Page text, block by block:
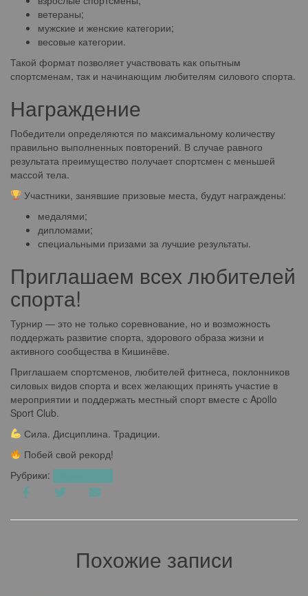
ветераны;
мужские и женские категории;
весовые категории.
Такой формат позволяет участвовать как опытным
спортсменам, так и начинающим любителям силового спорта.
Награждение
Победители определяются по максимальному количеству
правильно выполненных повторений. В случае равного
результата преимущество получает спортсмен с меньшей
массой тела.
Участники, занявшие призовые места, будут награждены:
медалями;
дипломами;
специальными призами за лучшие результаты.
Приглашаем всех любителей
спорта!
Турнир — это не только соревнование, но и возможность
поддержать развитие спорта, здорового образа жизни и
активного сообщества в Кишинёве.
Приглашаем спортсменов, любителей фитнеса, поклонников
силовых видов спорта и всех желающих принять участие в
мероприятии и поддержать местный спорт вместе с Apollo
Sport Club.
Сила. Дисциплина. Традиции.
Побей свой рекорд!
Рубрики:
Похожие записи